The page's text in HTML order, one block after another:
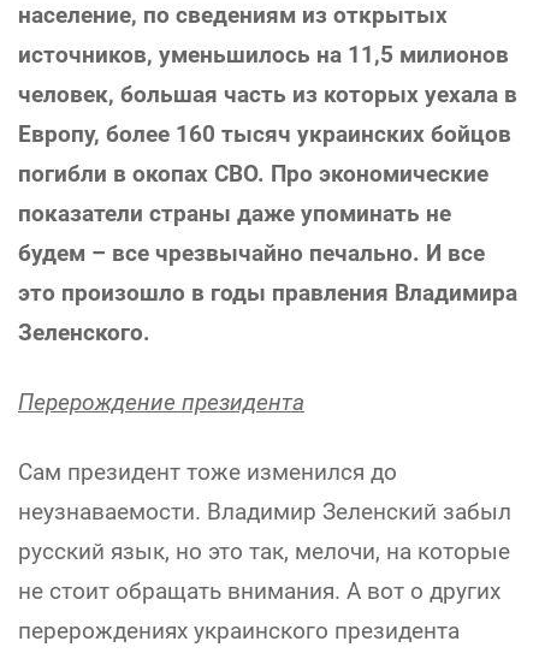
население, по сведениям из открытых
источников, уменьшилось на 11,5 милионов
человек, большая часть из которых уехала в
Европу, более 160 тысяч украинских бойцов
погибли в окопах СВО. Про экономические
показатели страны даже упоминать не
будем – все чрезвычайно печально. И все
это произошло в годы правления Владимира
Зеленского.
Перерождение президента
Сам президент тоже изменился до
неузнаваемости. Владимир Зеленский забыл
русский язык, но это так, мелочи, на которые
не стоит обращать внимания. А вот о других
перерождениях украинского президента